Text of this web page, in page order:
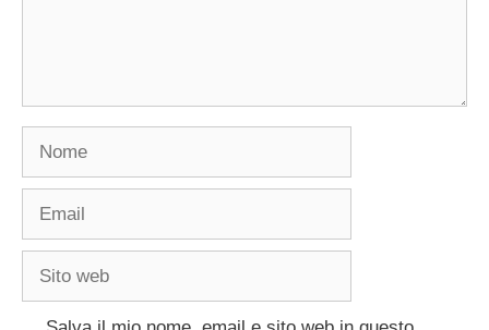
Nome
Email
Sito